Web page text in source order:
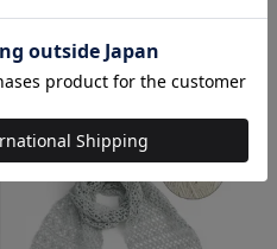
1,100